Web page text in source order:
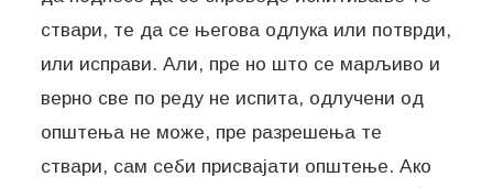
ствари, те да се његова одлука или потврди,
или исправи. Али, пре но што се марљиво и
верно све по реду не испита, одлучени од
општења не може, пре разрешења те
ствари, сам себи присвајати општење. Ако